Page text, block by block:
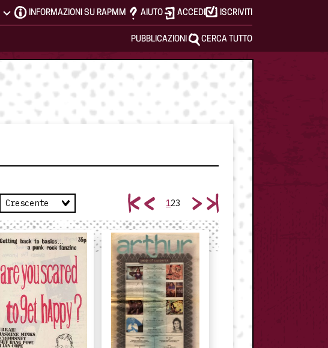
INFORMAZIONI SU RAPMM AIUTO ACCEDI ISCRIVITI
PUBBLICAZIONI CERCA TUTTO
Crescente 123